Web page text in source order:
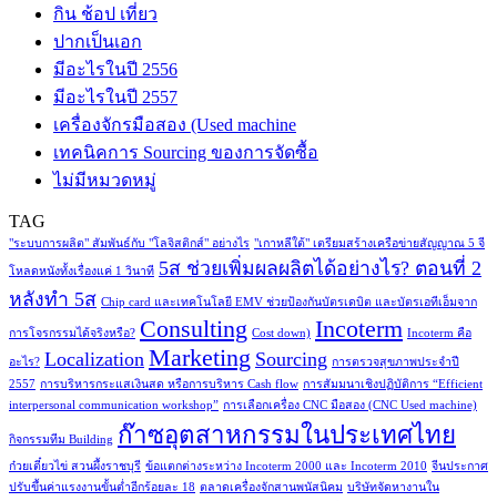
กิน ช้อป เที่ยว
ปากเป็นเอก
มีอะไรในปี 2556
มีอะไรในปี 2557
เครื่องจักรมือสอง (Used machine
เทคนิคการ Sourcing ของการจัดซื้อ
ไม่มีหมวดหมู่
TAG
"ระบบการผลิต" สัมพันธ์กับ "โลจิสติกส์" อย่างไร "เกาหลีใต้" เตรียมสร้างเครือข่ายสัญญาณ 5 จี
โหลดหนังทั้งเรื่องแค่ 1 วินาที 5ส ช่วยเพิ่มผลผลิตได้อย่างไร? ตอนที่ 2
หลังทำ 5ส Chip card และเทคโนโลยี EMV ช่วยป้องกันบัตรเดบิต และบัตรเอทีเอ็มจาก
การโจรกรรมได้จริงหรือ? Consulting Cost down) Incoterm Incoterm คือ
อะไร? Localization Marketing Sourcing การตรวจสุขภาพประจำปี
2557 การบริหารกระแสเงินสด หรือการบริหาร Cash flow การสัมมนาเชิงปฏิบัติการ “Efficient
interpersonal communication workshop” การเลือกเครื่อง CNC มือสอง (CNC Used machine)
กิจกรรมทีม Building ก๊าซอุตสาหกรรมในประเทศไทย
ก๋วยเตี๋ยวไข่ สวนผึ้งราชบุรี ข้อแตกต่างระหว่าง Incoterm 2000 และ Incoterm 2010 จีนประกาศ
ปรับขึ้นค่าแรงงานขั้นต่ำอีกร้อยละ 18 ตลาดเครื่องจักสานพนัสนิคม บริษัทจัดหางานใน